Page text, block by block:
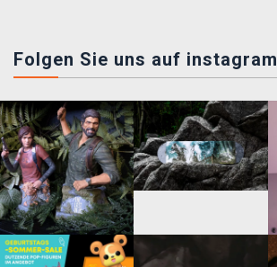
Folgen Sie uns auf instagram